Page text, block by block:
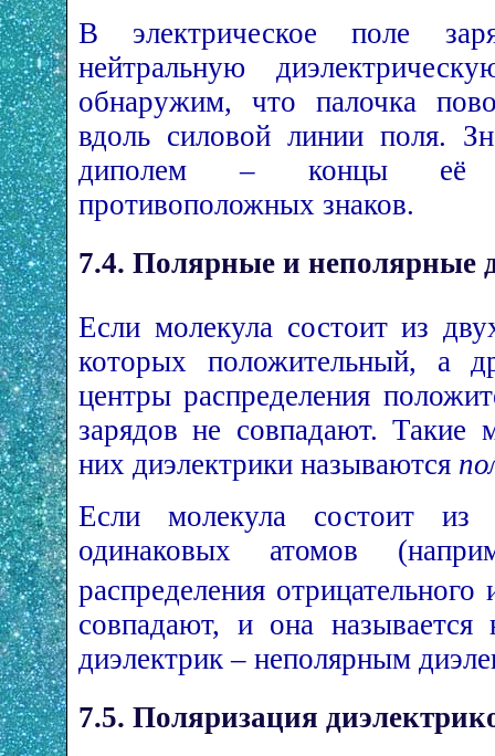
В электрическое поле
нейтральную
обнаружим, что палочка
вдоль силовой линии поля.
диполем – концы её
противоположных знаков.
7.4. Полярные и неполярные
Если молекула состоит из
которых положительный, а
центры распределения
зарядов не совпадают. Такие
них диэлектрики называются
Если молекула состоит из
одинаковых атомов
распределения
совпадают, и она называется
диэлектрик – неполярным
7.5. Поляризация